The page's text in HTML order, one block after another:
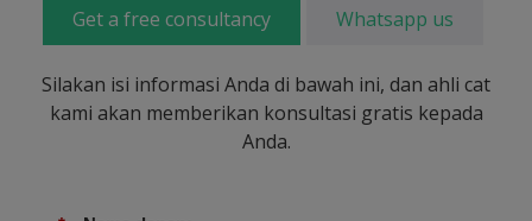
Get a free consultancy Whatsapp us
Silakan isi informasi Anda di bawah ini, dan ahli cat
kami akan memberikan konsultasi gratis kepada
Anda.